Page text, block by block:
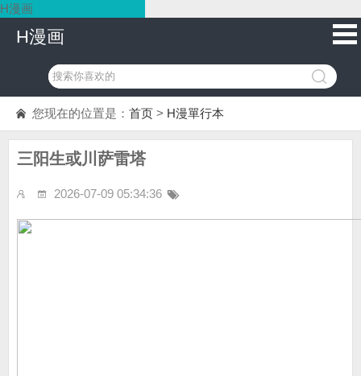
H漫画
H漫画
您现在的位置是： 首页 > H漫單行本
三阳生或川萨雷塔
2026-07-09 05:34:36